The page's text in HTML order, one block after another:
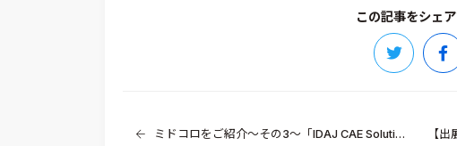
この記事をシェ
ミドコロをご紹介～その3～「IDAJ CAE Solution Conference 2018」